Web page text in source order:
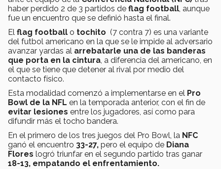
haber perdido 2 de 3 partidos de flag football, aunque
fue un encuentro que se definió hasta el final.
El flag football o tochito (7 contra 7) es una variante
del futbol americano en la que se le impide al adversario
avanzar yardas al arrebatarle una de las banderas
que porta en la cintura, a diferencia del americano, en
el que se tiene que detener al rival por medio del
contacto físico.
Esta modalidad comenzó a implementarse en el Pro
Bowl de la NFL en la temporada anterior, con el fin de
evitar lesiones entre los jugadores, así como para
difundir más el tocho bandera.
En el primero de los tres juegos del Pro Bowl, la NFC
ganó el encuentro 33-27, pero el equipo de Diana
Flores logró triunfar en el segundo partido tras ganar
18-13, empatando el enfrentamiento.